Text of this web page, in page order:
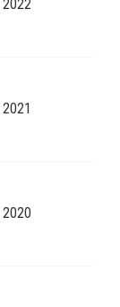
2022
2021
2020